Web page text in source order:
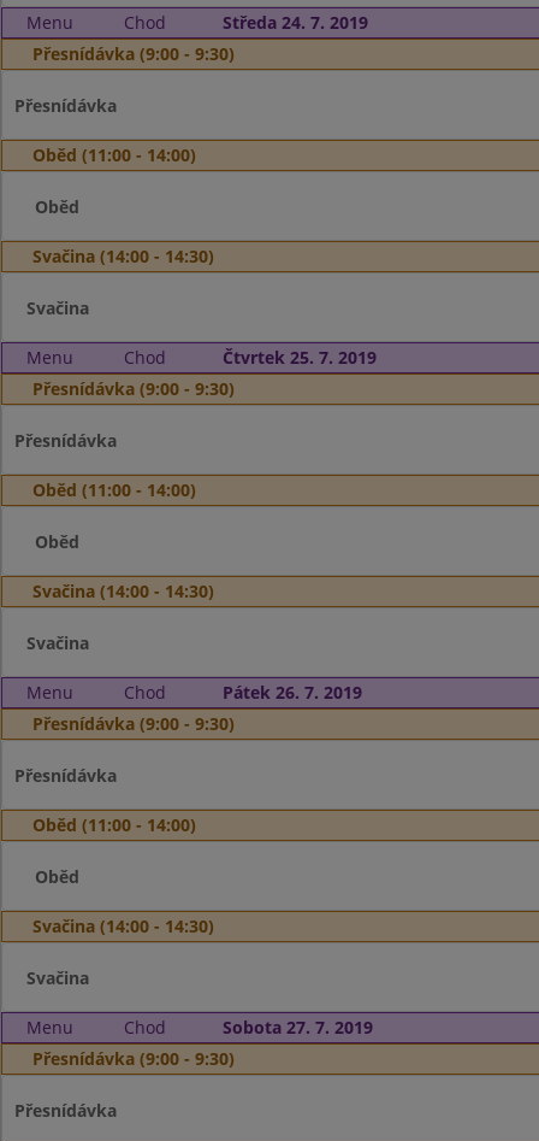
Menu Chod
Středa 24. 7. 2019
Přesnídávka (9:00 - 9:30)
Přesnídávka
Oběd (11:00 - 14:00)
Oběd
Svačina (14:00 - 14:30)
Svačina
Menu Chod
Čtvrtek 25. 7. 2019
Přesnídávka (9:00 - 9:30)
Přesnídávka
Oběd (11:00 - 14:00)
Oběd
Svačina (14:00 - 14:30)
Svačina
Menu Chod
Pátek 26. 7. 2019
Přesnídávka (9:00 - 9:30)
Přesnídávka
Oběd (11:00 - 14:00)
Oběd
Svačina (14:00 - 14:30)
Svačina
Menu Chod
Sobota 27. 7. 2019
Přesnídávka (9:00 - 9:30)
Přesnídávka